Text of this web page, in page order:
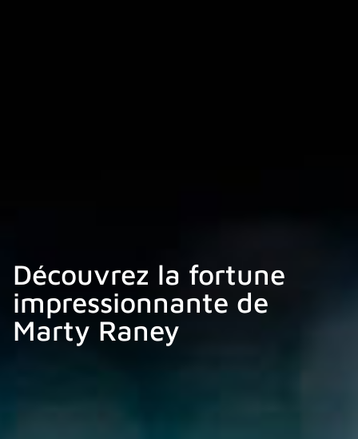
Découvrez la fortune
impressionnante de
Marty Raney